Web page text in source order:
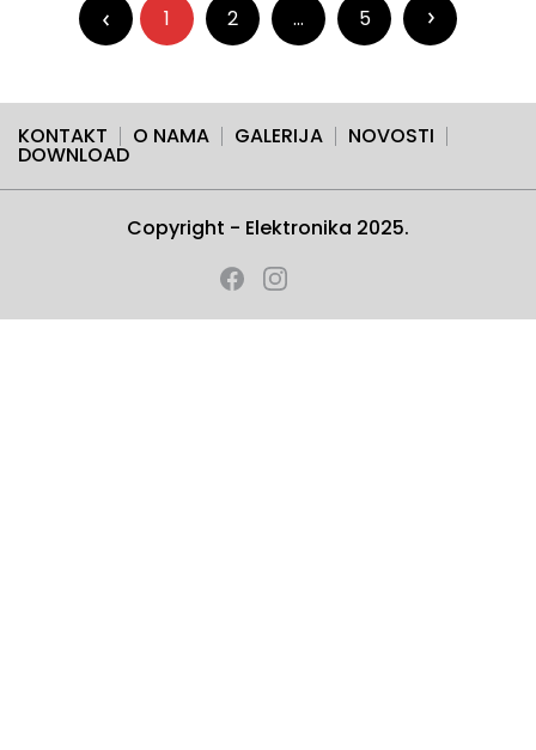
pagination
1 2 … 5
KONTAKT O NAMA GALERIJA NOVOSTI
DOWNLOAD
Copyright - Elektronika 2025.